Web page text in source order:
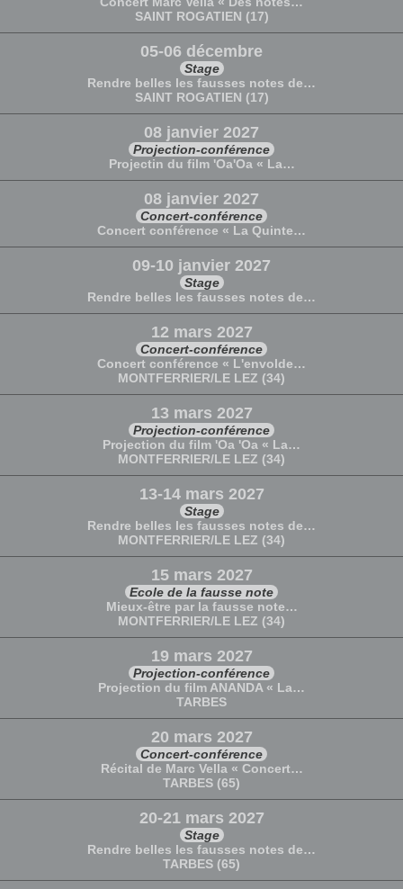
SAINT ROGATIEN (17)
05-06 décembre
Stage
Rendre belles les fausses notes de…
SAINT ROGATIEN (17)
08 janvier 2027
Projection-conférence
Projectin du film 'Oa'Oa « La…
08 janvier 2027
Concert-conférence
Concert conférence « La Quinte…
09-10 janvier 2027
Stage
Rendre belles les fausses notes de…
12 mars 2027
Concert-conférence
Concert conférence « L'envolde…
MONTFERRIER/LE LEZ (34)
13 mars 2027
Projection-conférence
Projection du film 'Oa 'Oa « La…
MONTFERRIER/LE LEZ (34)
13-14 mars 2027
Stage
Rendre belles les fausses notes de…
MONTFERRIER/LE LEZ (34)
15 mars 2027
Ecole de la fausse note
Mieux-être par la fausse note…
MONTFERRIER/LE LEZ (34)
19 mars 2027
Projection-conférence
Projection du film ANANDA « La…
TARBES
20 mars 2027
Concert-conférence
Récital de Marc Vella « Concert…
TARBES (65)
20-21 mars 2027
Stage
Rendre belles les fausses notes de…
TARBES (65)